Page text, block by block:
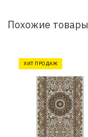
Похожие товары
ХИТ ПРОДАЖ